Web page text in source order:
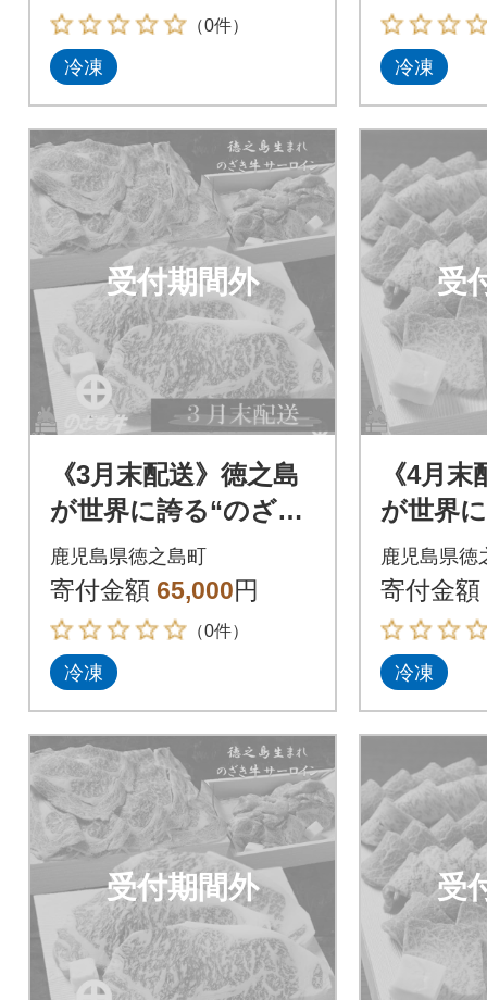
（0件）
冷凍 冷凍
受付期間外
《3月末配送》徳之島
が世界に誇る“のざき
牛”サーロインステー
キギフト
鹿児島県徳之島町
寄付金額 65,000円
（0件）
冷凍
受
《4月
が世界
牛”特選
鹿児島県徳
寄付金額
冷凍
受付期間外 受